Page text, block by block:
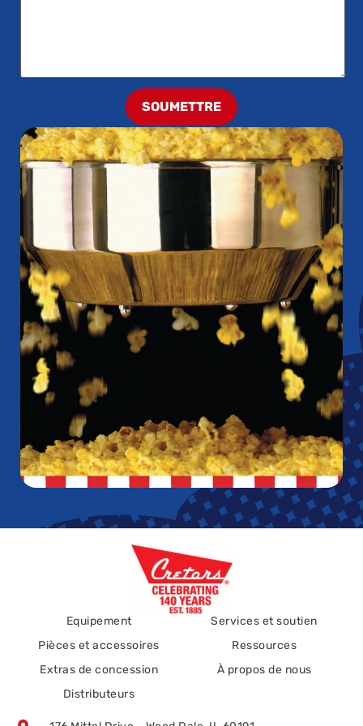
SOUMETTRE
Equipement
Pièces et accessoires
Extras de concession
Distributeurs
Services et soutien
Ressources
À propos de nous